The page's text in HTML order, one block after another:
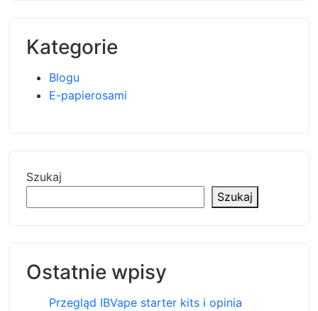
Kategorie
Blogu
E-papierosami
Szukaj
Szukaj
Ostatnie wpisy
Przegląd IBVape starter kits i opinia